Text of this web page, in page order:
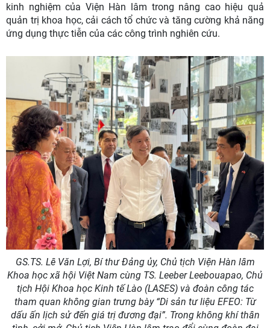
kinh nghiệm của Viện Hàn lâm trong nâng cao hiệu quả
quản trị khoa học, cải cách tổ chức và tăng cường khả năng
ứng dụng thực tiễn của các công trình nghiên cứu.
GS.TS. Lê Văn Lợi, Bí thư Đảng ủy, Chủ tịch Viện Hàn lâm
Khoa học xã hội Việt Nam cùng TS. Leeber Leebouapao, Chủ
tịch Hội Khoa học Kinh tế Lào (LASES) và đoàn công tác
tham quan không gian trưng bày “Di sản tư liệu EFEO: Từ
dấu ấn lịch sử đến giá trị đương đại”. Trong không khí thân